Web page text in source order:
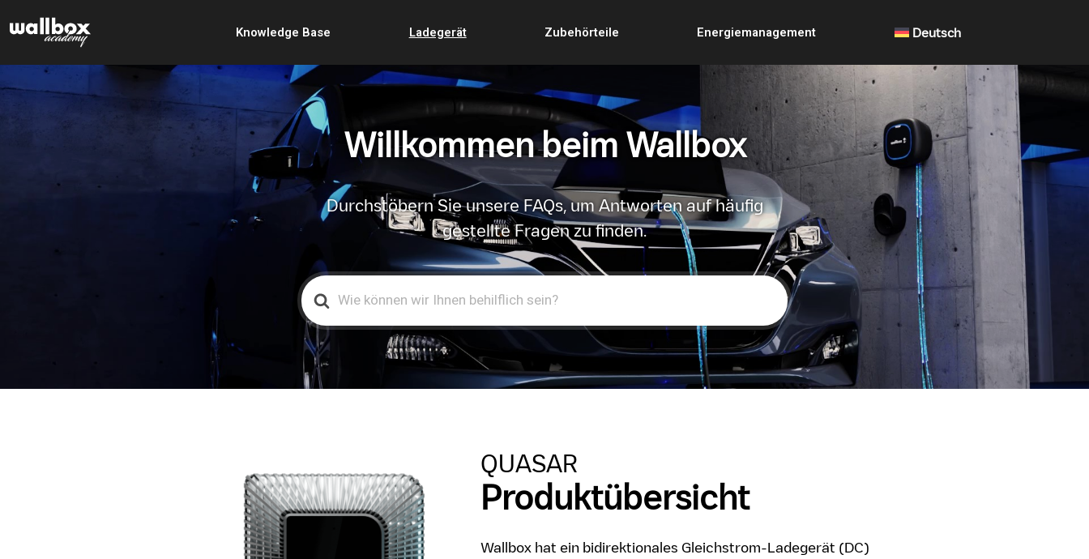
Knowledge Base Ladegerät Zubehörteile Energiemanagement Deutsch
Willkommen beim Wallbox
Durchstöbern Sie unsere FAQs, um Antworten auf häufig
gestellte Fragen zu finden.
Search
For
QUASAR
Produktübersicht
Wallbox hat ein bidirektionales Gleichstrom-Ladegerät (DC)